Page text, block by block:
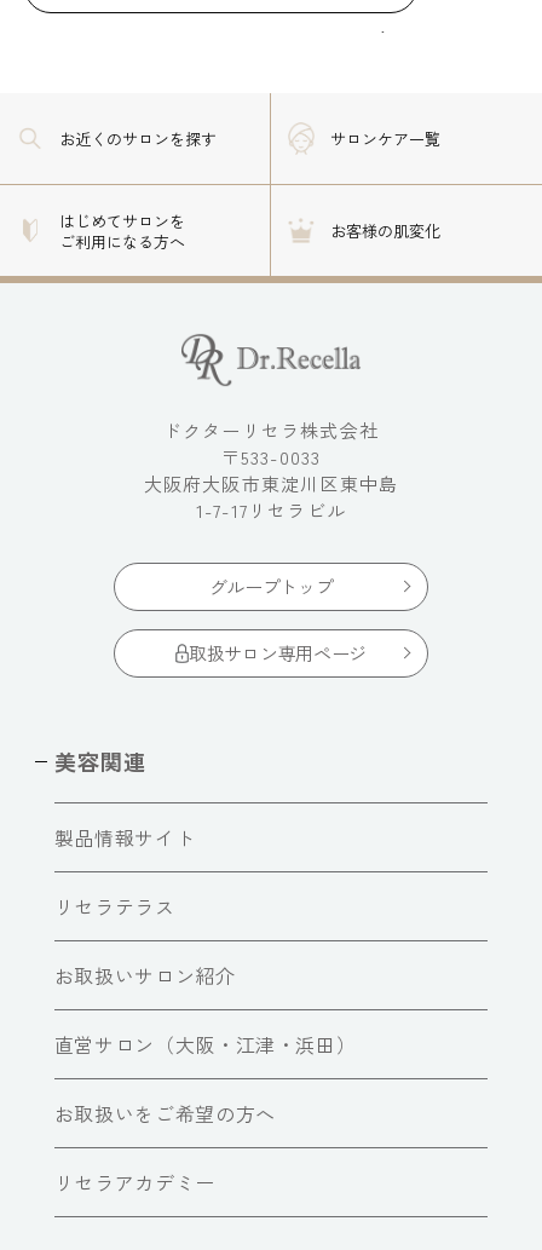
お近くのサロンを探す サロンケア一覧
はじめてサロンを
ご利用になる方へ
お客様の肌変化
ドクターリセラ株式会社
〒533-0033
大阪府大阪市東淀川区東中島
1-7-17リセラビル
グループトップ
取扱サロン専用ページ
美容関連
製品情報サイト
リセラテラス
お取扱いサロン紹介
直営サロン（大阪・江津・浜田）
お取扱いをご希望の方へ
リセラアカデミー